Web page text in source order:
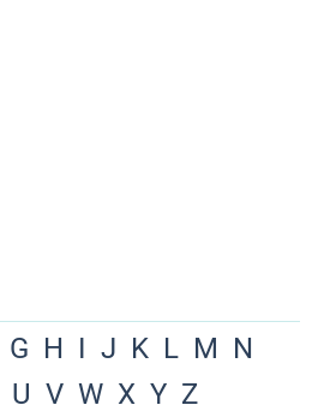
G H I J K L M N
U V W X Y Z